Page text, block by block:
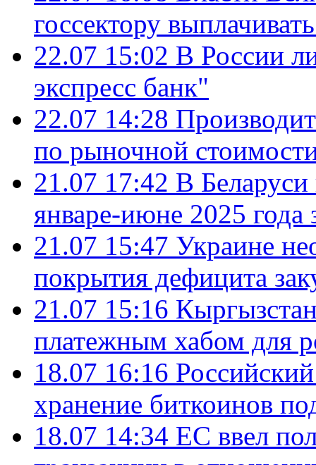
госсектору
22.07 15:02 В России
экспресс банк"
22.07 14:28
по рыночной
21.07 17:42 В Беларуси
январе-июне 2025 года
21.07 15:47 Украине
покрытия дефицита
21.07 15:16
платежным хабом для
18.07 16:16
хранение биткоинов
18.07 14:34 ЕС ввел